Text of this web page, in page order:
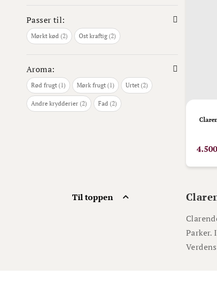
Passer til:
Mørkt kød 2
varer Ost kraftig 2
varer
Aroma:
Rød frugt 1
vare Mørk frugt 1
vare Urtet 2
varer
Andre krydderier 2
varer Fad 2
varer
Til toppen
Parker.